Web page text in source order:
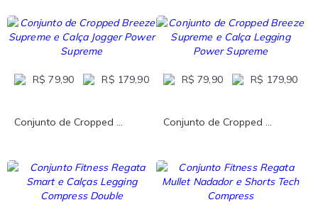
R$ 79,90 R$ 179,90
Conjunto de Cropped ...
R$ 79,90 R$ 179,90
Conjunto de Cropped ...